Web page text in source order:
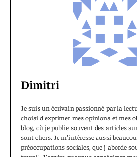
Dimitri
Je suis un écrivain passionné par la
choisi d'exprimer mes opinions et mes
blog, où je publie souvent des articles
sont chers. Je m'intéresse aussi
préoccupations sociales, que j'aborde